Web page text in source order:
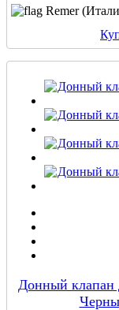
Remer
Донный клапан